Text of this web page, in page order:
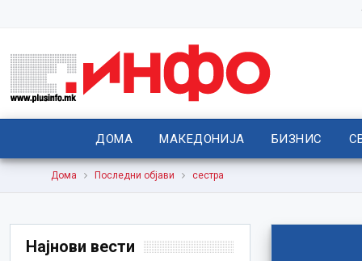
ДОМА МАКЕДОНИЈА БИЗНИС
Дома Последни објави сестра
Најнови вести